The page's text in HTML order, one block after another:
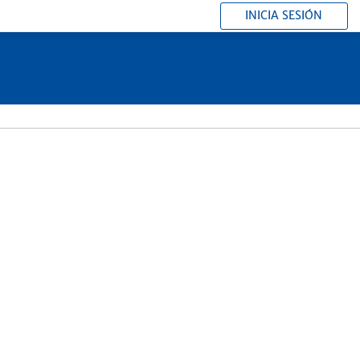
INICIA SESIÓN